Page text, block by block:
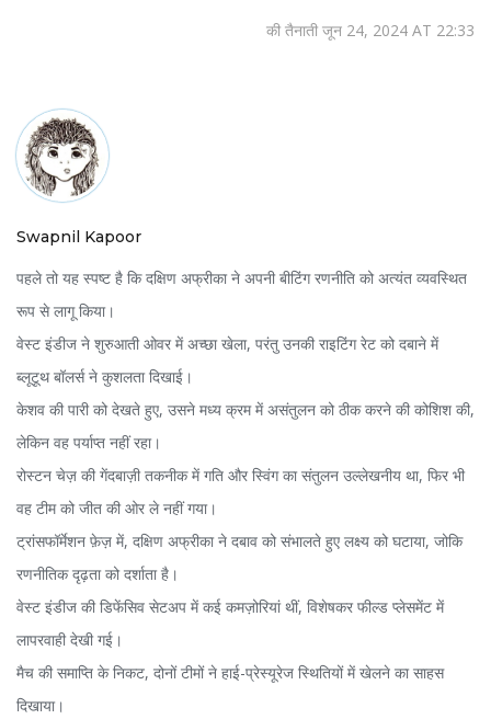
की तैनाती जून 24, 2024 AT 22:33
Swapnil Kapoor
पहले तो यह स्पष्ट है कि दक्षिण अफ्रीका ने अपनी बीटिंग रणनीति को अत्यंत व्यवस्थित
रूप से लागू किया।
वेस्ट इंडीज ने शुरुआती ओवर में अच्छा खेला, परंतु उनकी राइटिंग रेट को दबाने में
ब्लूटूथ बॉलर्स ने कुशलता दिखाई।
केशव की पारी को देखते हुए, उसने मध्य क्रम में असंतुलन को ठीक करने की कोशिश की,
लेकिन वह पर्याप्त नहीं रहा।
रोस्टन चेज़ की गेंदबाज़ी तकनीक में गति और स्विंग का संतुलन उल्लेखनीय था, फिर भी
वह टीम को जीत की ओर ले नहीं गया।
ट्रांसफॉर्मेशन फ़ेज़ में, दक्षिण अफ्रीका ने दबाव को संभालते हुए लक्ष्य को घटाया, जोकि
रणनीतिक दृढ़ता को दर्शाता है।
वेस्ट इंडीज की डिफेंसिव सेटअप में कई कमज़ोरियां थीं, विशेषकर फील्ड प्लेसमेंट में
लापरवाही देखी गई।
मैच की समाप्ति के निकट, दोनों टीमों ने हाई-प्रेस्यूरेज स्थितियों में खेलने का साहस
दिखाया।